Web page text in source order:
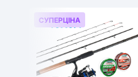
СУПЕРЦІНА